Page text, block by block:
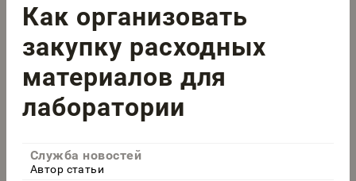
Как организовать
закупку расходных
материалов для
лаборатории
Служба новостей
Автор статьи